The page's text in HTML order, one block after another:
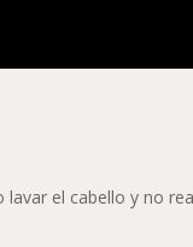
el cabello y no